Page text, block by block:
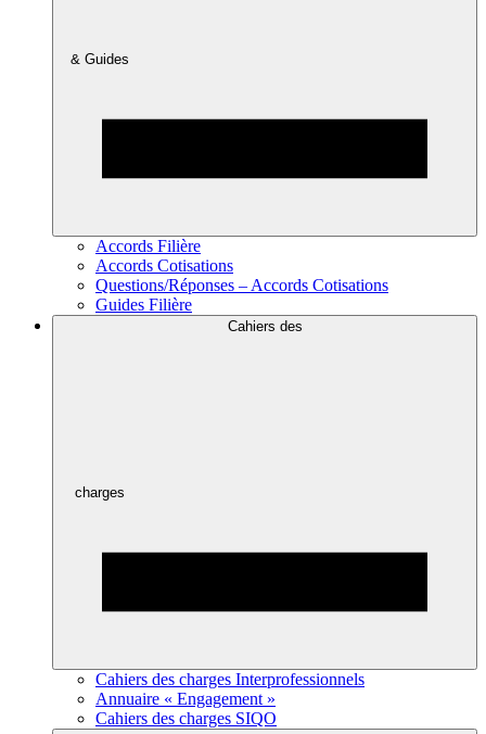
& Guides
Accords Filière
Accords Cotisations
Questions/Réponses – Accords Cotisations
Guides Filière
Cahiers des
charges
Cahiers des charges Interprofessionnels
Annuaire « Engagement »
Cahiers des charges SIQO